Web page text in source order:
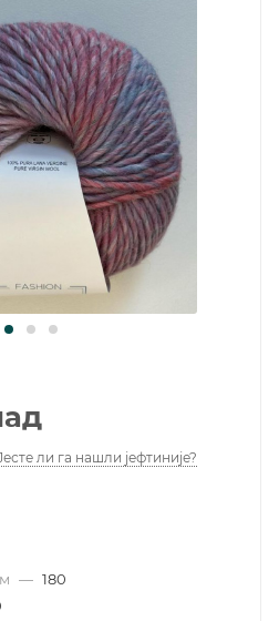
ли га нашли јефтиније?
— 180